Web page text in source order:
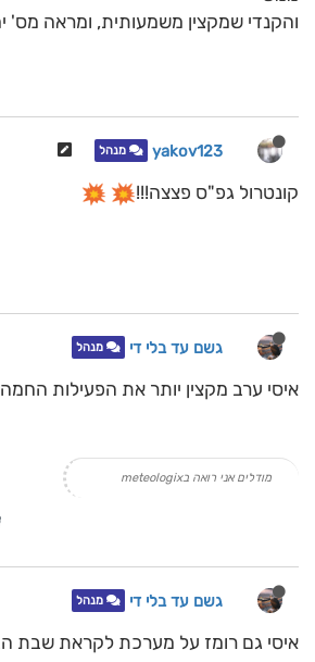
והקנדי שמקצין משמעותית, ומראה מס'
yakov123 מנהל
קונטרול גפ"ס פצצה!!!
גשם עד בלי די מנהל
איסי ערב מקצין יותר את הפעילות החמה
מודלים אני רואה בmeteologix
גשם עד בלי די מנהל
איסי גם רומז על מערכת לקראת שבת